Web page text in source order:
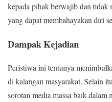
kepada pihak berwajib dan tidak
yang dapat membahayakan diri
Dampak Kejadian
Peristiwa ini tentunya
di kalangan masyarakat. Selain
sorotan media massa baik dalam